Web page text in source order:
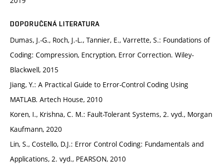
DOPORUČENÁ LITERATURA
Dumas, J.-G., Roch, J.-L., Tannier, E., Varrette, S.: Foundations of
Coding: Compression, Encryption, Error Correction. Wiley-
Blackwell, 2015
Jiang, Y.: A Practical Guide to Error-Control Coding Using
MATLAB. Artech House, 2010
Koren, I., Krishna, C. M.: Fault-Tolerant Systems, 2. vyd., Morgan
Kaufmann, 2020
Lin, S., Costello, D.J.: Error Control Coding: Fundamentals and
Applications, 2. vyd., PEARSON, 2010